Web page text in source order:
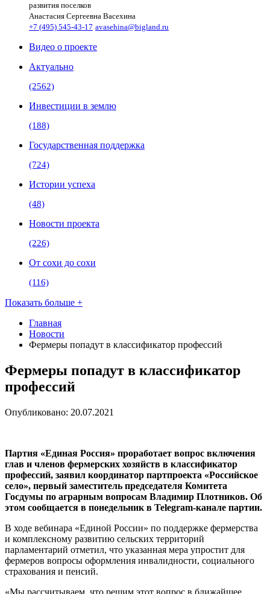
развития поселков
Анастасия Сергеевна Васехина
+7 (495) 545-43-17 avasehina@bigland.ru
Видео о проекте
Актуально
(2562)
Инвестиции в землю
(188)
Государственная поддержка
(724)
Истории успеха
(48)
Новости проекта
(226)
От сохи до сохи
(116)
Показать больше +
Главная
Новости
Фермеры попадут в классификатор профессий
Фермеры попадут в классификатор
профессий
Опубликовано: 20.07.2021
Партия «Единая Россия» проработает вопрос включения
глав и членов фермерских хозяйств в классификатор
профессий, заявил координатор партпроекта «Российское
село», первый заместитель председателя Комитета
Госдумы по аграрным вопросам Владимир Плотников. Об
этом сообщается в понедельник в Telegram-канале партии.
В ходе вебинара «Единой России» по поддержке фермерства
и комплексному развитию сельских территорий
парламентарий отметил, что указанная мера упростит для
фермеров вопросы оформления инвалидности, социального
страхования и пенсий.
«Мы рассчитываем, что решим этот вопрос в ближайшее